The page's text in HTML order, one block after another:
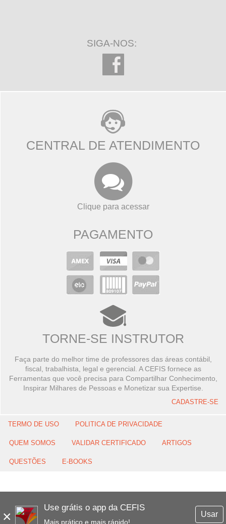
×
Use grátis o app da CEFIS
Mais prático e mais rápido!
Usar
SIGA-NOS:
CENTRAL DE ATENDIMENTO
Clique para acessar
PAGAMENTO
TORNE-SE INSTRUTOR
Faça parte do melhor time de professores das áreas contábil,
fiscal, trabalhista, legal e gerencial. A CEFIS fornece as
Ferramentas que você precisa para Compartilhar Conhecimento,
Inspirar Milhares de Pessoas e Monetizar sua Expertise.
CADASTRE-SE
TERMO DE USO POLITICA DE PRIVACIDADE
QUEM SOMOS VALIDAR CERTIFICADO ARTIGOS
QUESTÕES E-BOOKS